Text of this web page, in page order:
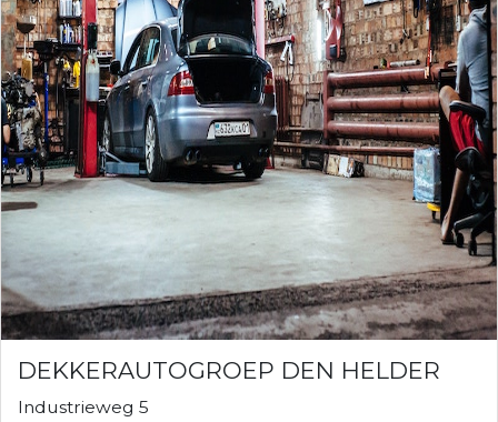
DEKKERAUTOGROEP DEN HELDER
Industrieweg 5